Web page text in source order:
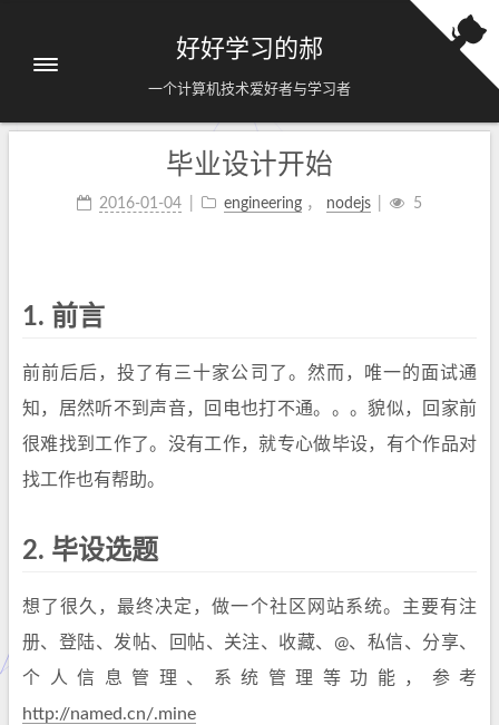
好好学习的郝
一个计算机技术爱好者与学习者
毕业设计开始
2016-01-04 engineering， nodejs 5
1. 前言
前前后后，投了有三十家公司了。然而，唯一的面试通
知，居然听不到声音，回电也打不通。。。貌似，回家前
很难找到工作了。没有工作，就专心做毕设，有个作品对
找工作也有帮助。
2. 毕设选题
想了很久，最终决定，做一个社区网站系统。主要有注
册、登陆、发帖、回帖、关注、收藏、@、私信、分享、
个人信息管理、系统管理等功能，参考
http://named.cn/.mine